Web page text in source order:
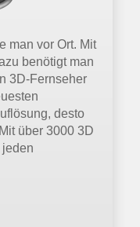
man vor Ort. Mit
benötigt man
3D-Fernseher
desto
über 3000 3D
jeden